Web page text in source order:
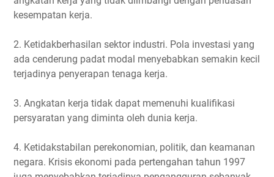
kesempatan kerja.
2. Ketidakberhasilan sektor industri. Pola investasi yang
ada cenderung padat modal menyebabkan semakin kecil
terjadinya penyerapan tenaga kerja.
3. Angkatan kerja tidak dapat memenuhi kualifikasi
persyaratan yang diminta oleh dunia kerja.
4. Ketidakstabilan perekonomian, politik, dan keamanan
negara. Krisis ekonomi pada pertengahan tahun 1997